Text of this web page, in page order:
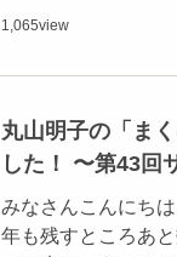
1,065view
丸山明子の「ま
した！ 〜第43回
みなさんこんにち
年も残すところあ